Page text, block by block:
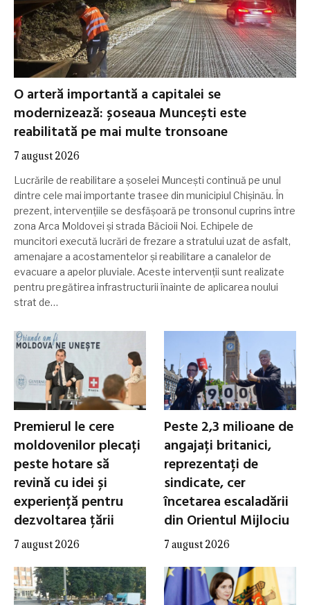
O arteră importantă a capitalei se
modernizează: șoseaua Muncești este
reabilitată pe mai multe tronsoane
7 august 2026
Lucrările de reabilitare a șoselei Muncești continuă pe unul
dintre cele mai importante trasee din municipiul Chișinău. În
prezent, intervențiile se desfășoară pe tronsonul cuprins între
zona Arca Moldovei și strada Băcioii Noi. Echipele de
muncitori execută lucrări de frezare a stratului uzat de asfalt,
amenajare a acostamentelor și reabilitare a canalelor de
evacuare a apelor pluviale. Aceste intervenții sunt realizate
pentru pregătirea infrastructurii înainte de aplicarea noului
strat de…
Premierul le cere
moldovenilor plecați
peste hotare să
revină cu idei și
experiență pentru
dezvoltarea țării
7 august 2026
Peste 2,3 milioane de
angajați britanici,
reprezentați de
sindicate, cer
încetarea escaladării
din Orientul Mijlociu
7 august 2026